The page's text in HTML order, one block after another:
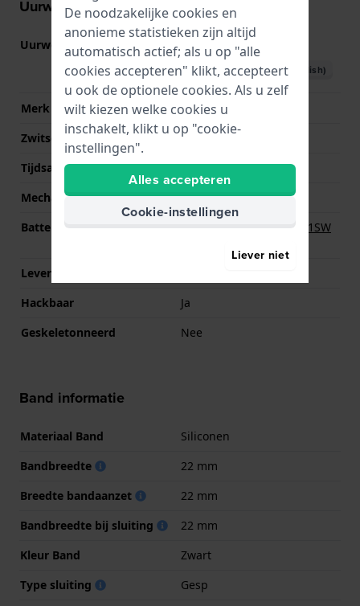
Uurwerk informatie
Uurwerk nr. VJ42 Bekijk specificaties
Download handboek (English)
Merk uurwerk
Seiko Instruments Inc.
Zwitsers uurwerk
Nee
Tijdsaanduiding
Analoog
Mechanisme
Quartz
Batterij
Renata R364 364 / SR621SW
Levensduur batterij
Hackbaar
Ja
Geskeletonneerd
Nee
Band informatie
Materiaal Band
Siliconen
Bandbreedte
22 mm
Breedte bandaanzet
22 mm
Bandbreedte bij sluiting
22 mm
Kleur Band
Zwart
Type sluiting
Gesp
De noodzakelijke cookies en
anonieme statistieken zijn altijd
automatisch actief; als u op "alle
cookies accepteren" klikt, accepteert
u ook de optionele cookies. Als u zelf
wilt kiezen welke cookies u
inschakelt, klikt u op "cookie-
instellingen".
Alles accepteren
Cookie-instellingen
Liever niet